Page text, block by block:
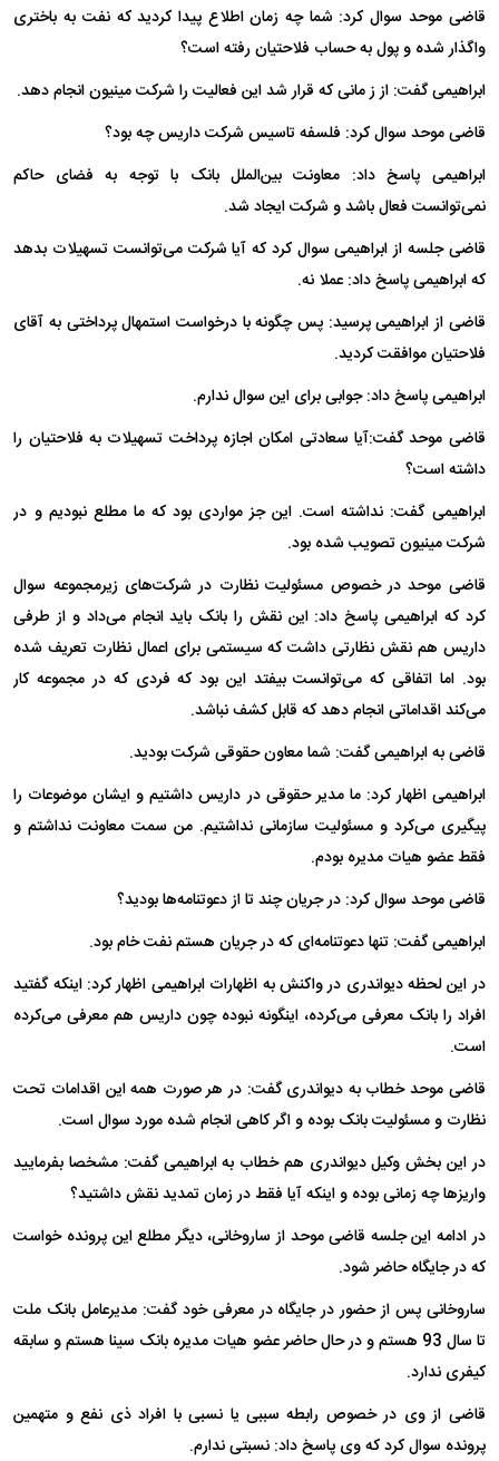
قاضی موحد سوال کرد: شما چه زمان اطلاع پیدا کردید که نفت به باختری
واگذار شده و پول به حساب فلاحتیان رفته است؟
ابراهیمی گفت: از ز مانی که قرار شد این فعالیت را شرکت مینیون انجام دهد.
قاضی موحد سوال کرد: فلسفه تاسیس شرکت داریس چه بود؟
ابراهیمی پاسخ داد: معاونت بین‌الملل بانک با توجه به فضای حاکم
نمی‌توانست فعال باشد و شرکت ایجاد شد.
قاضی جلسه از ابراهیمی سوال کرد که آیا شرکت می‌توانست تسهیلات بدهد
که ابراهیمی پاسخ داد: عملا نه.
قاضی از ابراهیمی پرسید: پس چگونه با درخواست استمهال پرداختی به آقای
فلاحتیان موافقت کردید.
ابراهیمی پاسخ داد: جوابی برای این سوال ندارم.
قاضی موحد گفت:‌آیا سعادتی امکان اجازه پرداخت تسهیلات به فلاحتیان را
داشته است؟
ابراهیمی گفت: نداشته است. این جز مواردی بود که ما مطلع نبودیم و در
شرکت مینیون تصویب شده بود.
قاضی موحد در خصوص مسئولیت نظارت در شرکت‌های زیرمجموعه سوال
کرد که ابراهیمی پاسخ داد: این نقش را بانک باید انجام می‌داد و از طرفی
داریس هم نقش نظارتی داشت که سیستمی برای اعمال نظارت تعریف شده
بود. اما اتفاقی که می‌توانست بیفتد این بود که فردی که در مجموعه کار
می‌کند اقداماتی انجام دهد که قابل کشف نباشد.
قاضی به ابراهیمی گفت: شما معاون حقوقی شرکت بودید.
ابراهیمی اظهار کرد: ما مدیر حقوقی در داریس داشتیم و ایشان موضوعات را
پیگیری می‌کرد و مسئولیت سازمانی نداشتیم. من سمت معاونت نداشتم و
فقط عضو هیات مدیره بودم.
قاضی موحد سوال کرد: در جریان چند تا از دعوتنامه‌ها بودید؟
ابراهیمی گفت: تنها دعوتنامه‌ای که در جریان هستم نفت خام بود.
در این لحظه دیواندری در واکنش به اظهارات ابراهیمی اظهار کرد: اینکه گفتید
افراد را بانک معرفی می‌کرده، اینگونه نبوده چون داریس هم معرفی می‌کرده
است.
قاضی موحد خطاب به دیواندری گفت: در هر صورت همه این اقدامات تحت
نظارت و مسئولیت بانک بوده و اگر کاهی انجام شده مورد سوال است.
در این بخش وکیل دیواندری هم خطاب به ابراهیمی گفت: مشخصا بفرمایید
واریزها چه زمانی بوده و اینکه آیا فقط در زمان تمدید نقش داشتید؟
در ادامه این جلسه قاضی موحد از ساروخانی، دیگر مطلع این پرونده خواست
که در جایگاه حاضر شود.
ساروخانی پس از حضور در جایگاه در معرفی خود گفت: مدیرعامل بانک ملت
تا سال 93 هستم و در حال حاضر عضو هیات مدیره بانک سینا هستم و سابقه
کیفری ندارد.
قاضی از وی در خصوص رابطه سببی یا نسبی با افراد ذی نفع و متهمین
پرونده سوال کرد که وی پاسخ داد: نسبتی ندارم.